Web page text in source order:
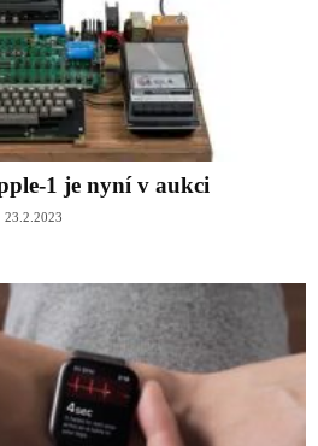
1 je nyní v aukci
23.2.2023